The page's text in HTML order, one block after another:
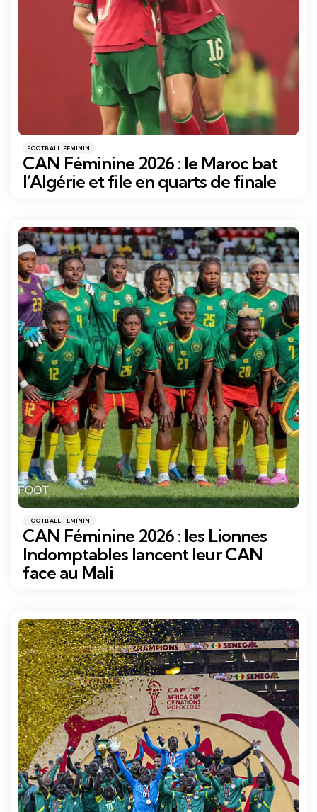
Catégories
Posté
dans
FOOTBALL FÉMININ
CAN Féminine 2026 : le Maroc bat
l’Algérie et file en quarts de finale
Catégories
Posté
dans
FOOTBALL FÉMININ
CAN Féminine 2026 : les Lionnes
Indomptables lancent leur CAN
face au Mali